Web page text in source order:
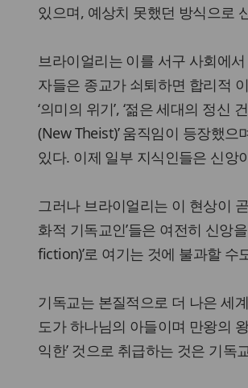
있으며, 예상치 못했던 방식으로
브라이얼리는 이를 서구 사회에
자들은 종교가 쇠퇴하면 합리적
‘의미의 위기’, ‘젊은 세대의 정신
(New Theist)’ 움직임이 등장했
있다. 이제 일부 지식인들은 신앙
그러나 브라이얼리는 이 현상이
화적 기독교인’들은 여전히 신앙
fiction)’로 여기는 것에 불과할 수
기독교는 본질적으로 더 나은 세
도가 하나님의 아들이며 만왕의
익한’ 것으로 취급하는 것은 기독